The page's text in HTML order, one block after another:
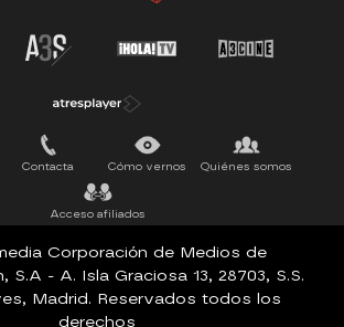
Contacta Cómo vernos Quiénes somos
Acceso afiliados
Corporación de Medios de
S.A - A. Isla Graciosa 13, 28703, S.S.
Madrid. Reservados todos los
derechos